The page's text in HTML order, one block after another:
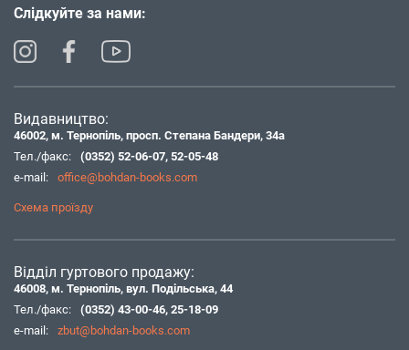
Слідкуйте за нами:
Видавництво:
46002, м. Тернопіль, просп. Степана Бандери, 34а
Тел./факс:
(0352) 52-06-07, 52-05-48
e-mail:
office@bohdan-books.com
Схема проїзду
Відділ гуртового продажу:
46008, м. Тернопіль, вул. Подільська, 44
Тел./факс:
(0352) 43-00-46, 25-18-09
e-mail:
zbut@bohdan-books.com